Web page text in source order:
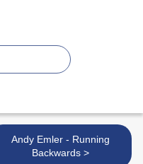
Andy Emler - Running
Backwards >